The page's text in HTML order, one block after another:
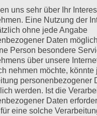
uns sehr über Ihr
Eine Nutzung der
ohne jede Angabe
Daten
Person besondere
über unsere
nehmen möchte, könnte
personenbezogener
werden. Ist die
Daten
eine solche